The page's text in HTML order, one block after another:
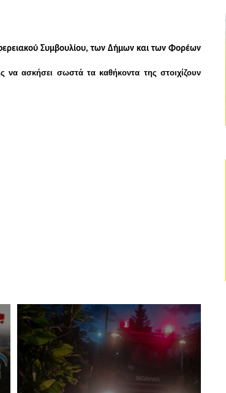
Συμβουλίου, των Δήμων και των Φορέων
να ασκήσει σωστά τα καθήκοντα της στοιχίζουν